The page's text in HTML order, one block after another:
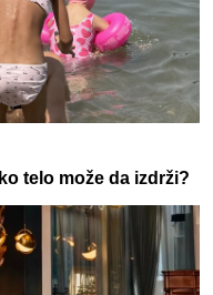
telo može da izdrži?